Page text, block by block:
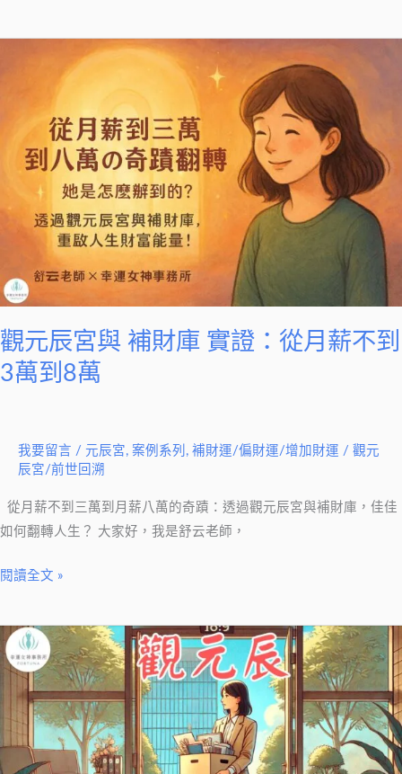
觀元辰宮與 補財庫 實證：從月薪不到
3萬到8萬
我要留言 / 元辰宮, 案例系列 , 補財運/偏財運/增加財運 / 觀元
辰宮/前世回溯
從月薪不到三萬到月薪八萬的奇蹟：透過觀元辰宮與補財庫，佳佳
如何翻轉人生？ 大家好，我是舒云老師，
從
薪
不
萬
閱讀全文 »
人
生